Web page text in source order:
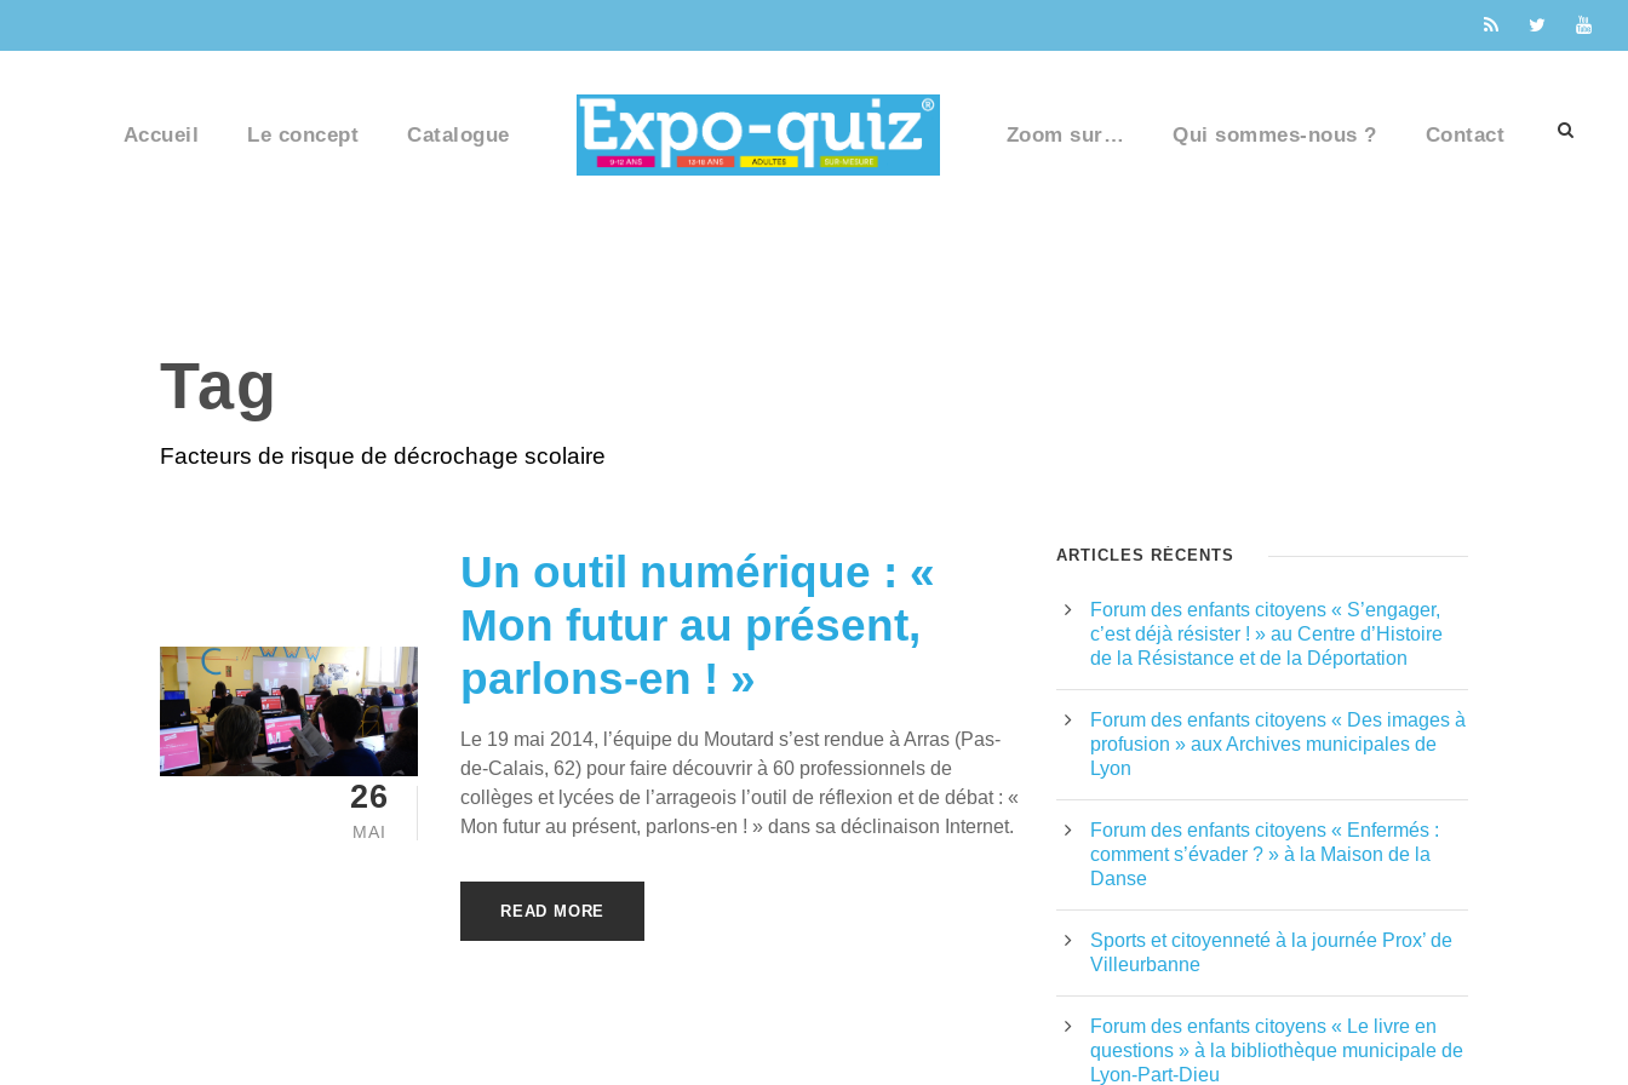
Accueil Le concept Catalogue Zoom sur… Qui sommes-nous ? Contact
Tag
Facteurs de risque de décrochage scolaire
26
MAI
Un outil numérique : «
Mon futur au présent,
parlons-en ! »
Le 19 mai 2014, l’équipe du Moutard s’est rendue à Arras (Pas-
de-Calais, 62) pour faire découvrir à 60 professionnels de
collèges et lycées de l’arrageois l’outil de réflexion et de débat : «
Mon futur au présent, parlons-en ! » dans sa déclinaison Internet.
READ MORE
ARTICLES RÉCENTS
Forum des enfants citoyens « S’engager,
c’est déjà résister ! » au Centre d’Histoire
de la Résistance et de la Déportation
Forum des enfants citoyens « Des images à
profusion » aux Archives municipales de
Lyon
Forum des enfants citoyens « Enfermés :
comment s’évader ? » à la Maison de la
Danse
Sports et citoyenneté à la journée Prox’ de
Villeurbanne
Forum des enfants citoyens « Le livre en
questions » à la bibliothèque municipale de
Lyon-Part-Dieu